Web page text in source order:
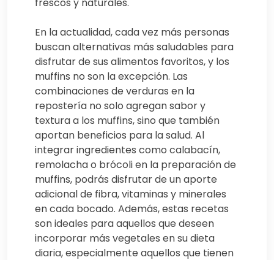
En la actualidad, cada vez más personas
buscan alternativas más saludables para
disfrutar de sus alimentos favoritos, y los
muffins no son la excepción. Las
combinaciones de verduras en la
repostería no solo agregan sabor y
textura a los muffins, sino que también
aportan beneficios para la salud. Al
integrar ingredientes como calabacín,
remolacha o brócoli en la preparación de
muffins, podrás disfrutar de un aporte
adicional de fibra, vitaminas y minerales
en cada bocado. Además, estas recetas
son ideales para aquellos que deseen
incorporar más vegetales en su dieta
diaria, especialmente aquellos que tienen